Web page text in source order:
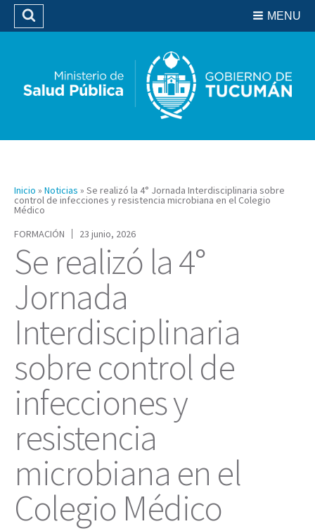
Biblioteca
MENU
Buscar
Inicio » Noticias » Se realizó la 4° Jornada Interdisciplinaria sobre
control de infecciones y resistencia microbiana en el Colegio
Médico
FORMACIÓN
23 junio, 2026
Se realizó la 4°
Jornada
Interdisciplinaria
sobre control de
infecciones y
resistencia
microbiana en el
Colegio Médico